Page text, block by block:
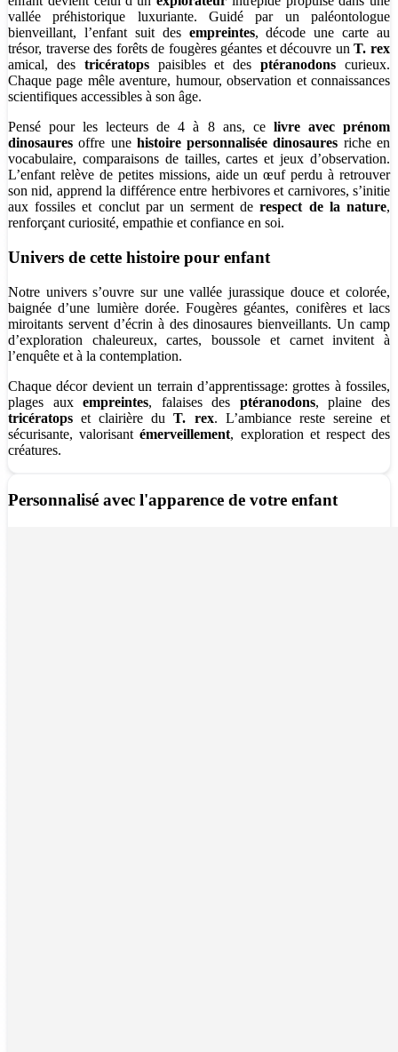
vallée préhistorique luxuriante. Guidé par un paléontologue
bienveillant, l’enfant suit des empreintes, décode une carte au
trésor, traverse des forêts de fougères géantes et découvre unT. rex
amical, des tricératopspaisibles et desptéranodons curieux.
Chaque page mêle aventure, humour, observation et connaissances
scientifiques accessibles à son âge.
Pensé pour les lecteurs de 4 à 8 ans, ce livre avec prénom
dinosaures offre une histoire personnalisée dinosaures riche en
vocabulaire, comparaisons de tailles, cartes et jeux d’observation.
L’enfant relève de petites missions, aide un œuf perdu à retrouver
son nid, apprend la différence entre herbivores et carnivores, s’initie
aux fossiles et conclut par un serment derespect de la nature,
renforçant curiosité, empathie et confiance en soi.
Univers de cette histoire pour enfant
Notre univers s’ouvre sur une vallée jurassique douce et colorée,
baignée d’une lumière dorée. Fougères géantes, conifères et lacs
miroitants servent d’écrin à des dinosaures bienveillants. Un camp
d’exploration chaleureux, cartes, boussole et carnet invitent à
l’enquête et à la contemplation.
Chaque décor devient un terrain d’apprentissage: grottes à fossiles,
plages auxempreintes, falaises des ptéranodons, plaine des
tricératops et clairière duT. rex. L’ambiance reste sereine et
sécurisante, valorisantémerveillement, exploration et respect des
créatures.
Personnalisé avec l'apparence de votre enfant